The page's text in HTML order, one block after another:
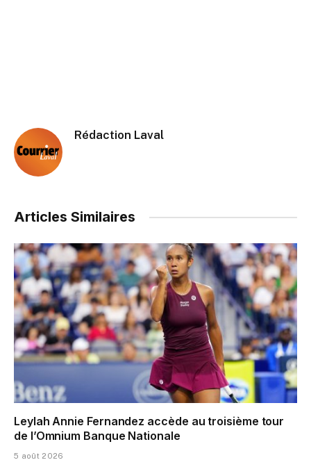
Rédaction Laval
Articles Similaires
Leylah Annie Fernandez accède au troisième tour
de l’Omnium Banque Nationale
5 août 2026